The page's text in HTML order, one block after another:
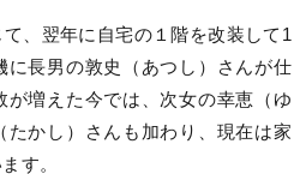
、翌年に自宅の１階を改装して1
に長男の敦史（あつし）さんが仕
が増えた今では、次女の幸恵（ゆ
たかし）さんも加わり、現在は家
す。